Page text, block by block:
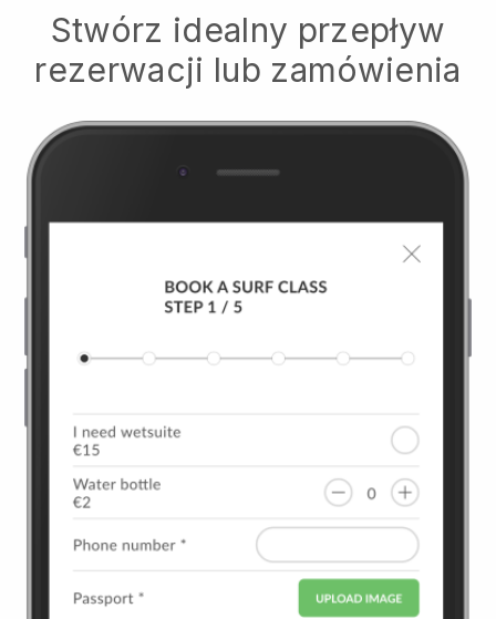
Stwórz idealny przepływ
rezerwacji lub zamówienia